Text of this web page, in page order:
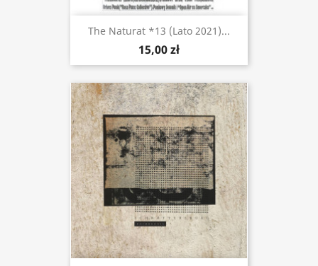
The Naturat *13 (lato 2021)...
15,00 zł